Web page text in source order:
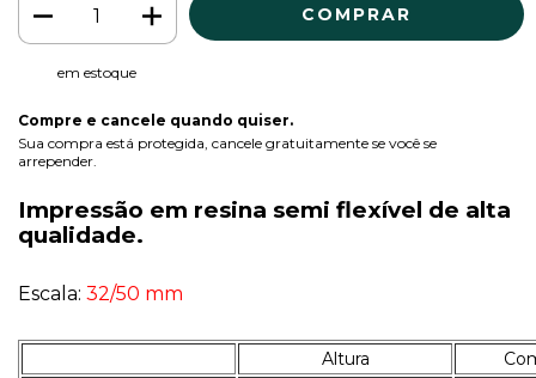
em estoque
Compre e cancele quando quiser.
Sua compra está protegida, cancele gratuitamente se você se
arrepender.
Impressão em resina semi flexível de alta
qualidade.
Escala: 32/50 mm
Altura